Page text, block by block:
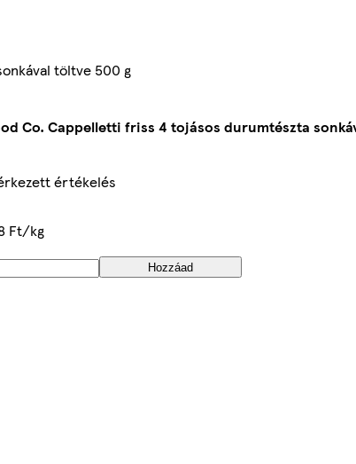
töltve 500 g
Co. Cappelletti friss 4 tojásos durumtészta
értékelés
Ft/kg
Hozzáad